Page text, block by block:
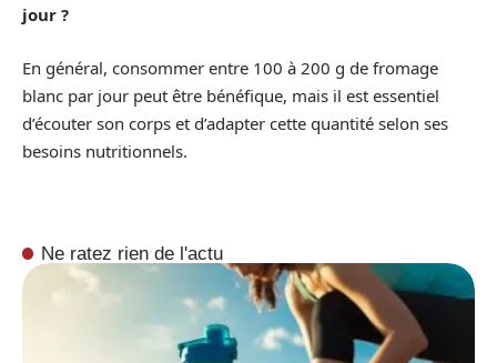
jour ?
En général, consommer entre 100 à 200 g de fromage
blanc par jour peut être bénéfique, mais il est essentiel
d’écouter son corps et d’adapter cette quantité selon ses
besoins nutritionnels.
Ne ratez rien de l'actu